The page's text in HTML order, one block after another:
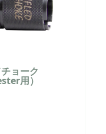
ョーク
用）